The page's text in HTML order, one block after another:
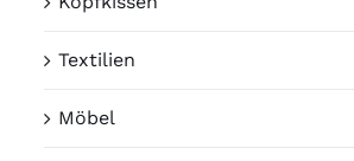
Textilien
Möbel